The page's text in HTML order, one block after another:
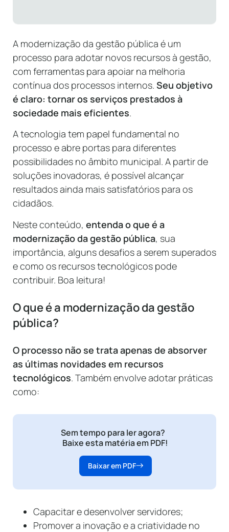
A modernização da gestão pública é um
processo para adotar novos recursos à gestão,
com ferramentas para apoiar na melhoria
contínua dos processos internos. Seu objetivo
é claro: tornar os serviços prestados à
sociedade mais eficientes.
A tecnologia tem papel fundamental no
processo e abre portas para diferentes
possibilidades no âmbito municipal. A partir de
soluções inovadoras, é possível alcançar
resultados ainda mais satisfatórios para os
cidadãos.
Neste conteúdo, entenda o que é a
modernização da gestão pública, sua
importância, alguns desafios a serem superados
e como os recursos tecnológicos pode
contribuir. Boa leitura!
O que é a modernização da gestão
pública?
O processo não se trata apenas de absorver
as últimas novidades em recursos
tecnológicos. Também envolve adotar práticas
como:
Sem tempo para ler agora?
Baixe esta matéria em PDF!
Baixar em PDF
Capacitar e desenvolver servidores;
Promover a inovação e a criatividade no